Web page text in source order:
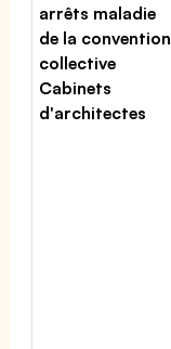
arrêts maladie
de la convention
collective
Cabinets
d'architectes